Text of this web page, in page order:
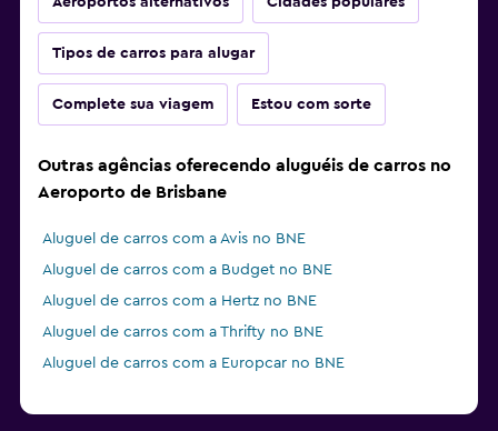
Tipos de carros para alugar
Complete sua viagem Estou com sorte
Outras agências oferecendo aluguéis de carros no
Aeroporto de Brisbane
Aluguel de carros com a Avis no BNE
Aluguel de carros com a Budget no BNE
Aluguel de carros com a Hertz no BNE
Aluguel de carros com a Thrifty no BNE
Aluguel de carros com a Europcar no BNE